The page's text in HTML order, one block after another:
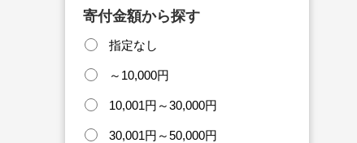
寄付金額から探す
指定なし
～10,000円
10,001円～30,000円
30,001円～50,000円